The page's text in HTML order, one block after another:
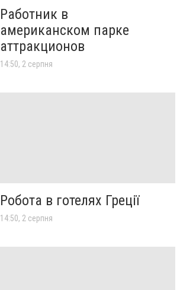
Работник в
американском парке
аттракционов
14:50, 2 серпня
Робота в готелях Греції
14:50, 2 серпня